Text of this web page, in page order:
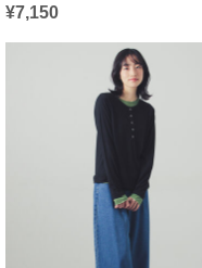
¥7,150